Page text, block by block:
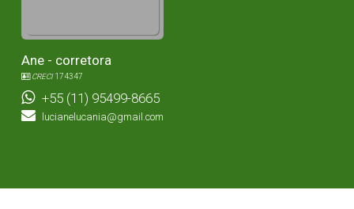
Ane - corretora
CRECI174347
+55 (11) 95499-8665
lucianelucania@gmail.com